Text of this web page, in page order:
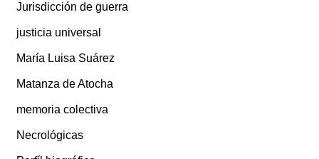
Jurisdicción de guerra
justicia universal
María Luisa Suárez
Matanza de Atocha
memoria colectiva
Necrológicas